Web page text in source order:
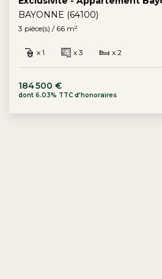
BAYONNE (64100)
3 pièce(s) / 66 m²
x 1 x 3 x 2
184 500 €
dont 6.03% TTC d'honoraires